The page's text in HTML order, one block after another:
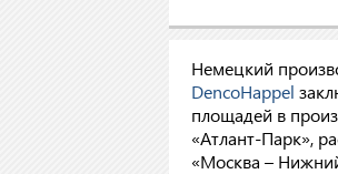
Немецкий
DencoHappel
площадей в
«Атлант-Парк»,
«Москва –